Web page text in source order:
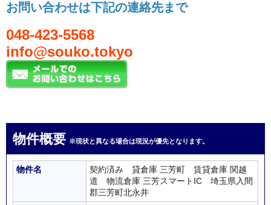
お問い合わせは下記の連絡先まで
048-423-5568
info@souko.tokyo
物件概要 ※現状と異なる場合は現況が優先となります。
物件名
契約済み 貸倉庫 三芳町 賃貸倉庫 関越
道 物流倉庫 三芳スマートIC 埼玉県入間
郡三芳町北永井